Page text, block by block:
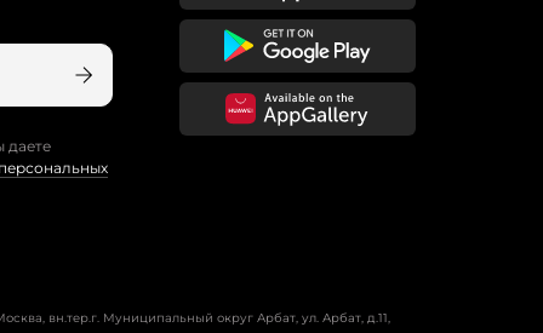
даете
вн.тер.г. Муниципальный округ Арбат, ул. Арбат, д.11,